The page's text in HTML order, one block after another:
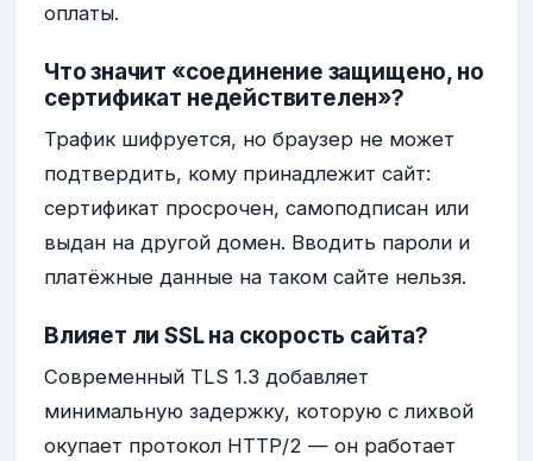
оплаты.
Что значит «соединение защищено, но
сертификат недействителен»?
Трафик шифруется, но браузер не может
подтвердить, кому принадлежит сайт:
сертификат просрочен, самоподписан или
выдан на другой домен. Вводить пароли и
платёжные данные на таком сайте нельзя.
Влияет ли SSL на скорость сайта?
Современный TLS 1.3 добавляет
минимальную задержку, которую с лихвой
окупает протокол HTTP/2 — он работает